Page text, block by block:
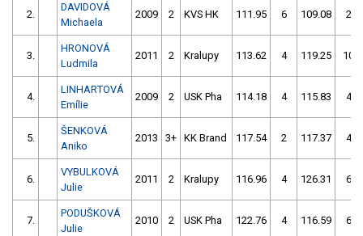
2.
DAVIDOVÁ
Michaela
2009 2 KVS HK 111.95 6 109.08 2
3.
HRONOVÁ
Ludmila
2011 2 Kralupy 113.62 4 119.25 10
4.
LINHARTOVÁ
Emílie
2009 2 USK Pha 114.18 4 115.83 4
5.
ŠENKOVÁ
Aniko
2013 3+ KK Brand 117.54 2 117.37 4
6.
VYBULKOVÁ
Julie
2011 2 Kralupy 116.96 4 126.31 6
7.
PODUŠKOVÁ
Julie
2010 2 USK Pha 122.76 4 116.59 6